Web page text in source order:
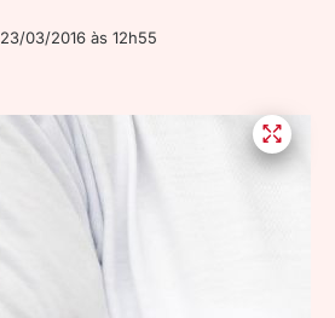
23/03/2016 às 12h55